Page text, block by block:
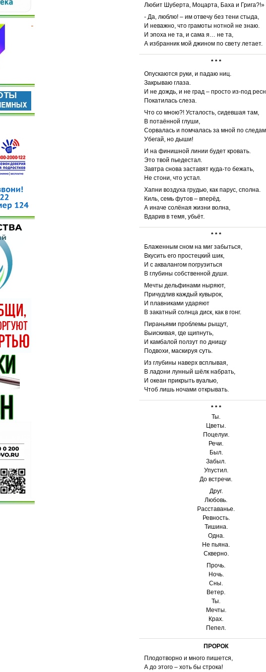
Любит Шуберта, Моцарта, Баха и Грига?!»
- Да, люблю! – им отвечу без тени стыда,
И неважно, что грамоты нотной не знаю.
И эпоха не та, и сама я… не та,
А избранник мой джином по свету летает.
* * *
Опускаются руки, и падаю ниц.
Закрываю глаза.
И не дождь, и не град – просто из-под
Покатилась слеза.
Что со мною?! Усталость, сидевшая там,
В потаённой глуши,
Сорвалась и помчалась за мной по следам.
Убегай, но дыши!
И на финишной линии будет кровать.
Это твой пьедестал.
Завтра снова заставят куда-то бежать,
Не стони, что устал.
Хапни воздуха грудью, как парус, сполна.
Киль, семь футов – вперёд.
А иначе солёная жизни волна,
Вдарив в темя, убьёт.
* * *
Блаженным сном на миг забыться,
Вкусить его простецкий шик,
И с аквалангом погрузиться
В глубины собственной души.
Мечты дельфинами ныряют,
Причудлив каждый кувырок,
И плавниками ударяют
В закатный солнца диск, как в гонг.
Пираньями проблемы рыщут,
Выискивая, где щипнуть,
И камбалой ползут по днищу
Подвохи, маскируя суть.
Из глубины наверх всплывая,
В ладони лунный шёлк набрать,
И океан прикрыть вуалью,
Чтоб лишь ночами открывать.
* * *
Ты.
Цветы.
Поцелуи.
Речи.
Был.
Забыл.
Упустил.
До встречи.
Друг.
Любовь.
Расставанье.
Ревность.
Тишина.
Одна.
Не пьяна.
Скверно.
Прочь.
Ночь.
Сны.
Ветер.
Ты.
Мечты.
Крах.
Пепел.
ПРОРОК
Плодотворно и много пишется,
А до этого – хоть бы строка!